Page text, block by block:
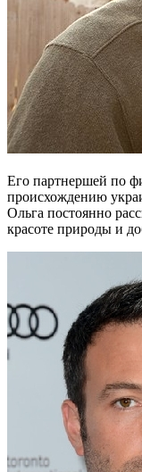
Его партнершей по
происхождению
Ольга постоянно
красоте природы и